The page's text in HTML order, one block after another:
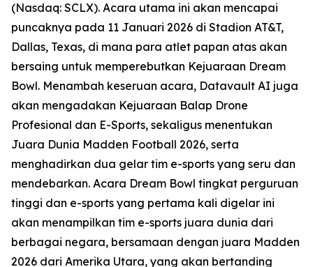
(Nasdaq: SCLX). Acara utama ini akan mencapai
puncaknya pada 11 Januari 2026 di Stadion AT&T,
Dallas, Texas, di mana para atlet papan atas akan
bersaing untuk memperebutkan Kejuaraan Dream
Bowl. Menambah keseruan acara, Datavault AI juga
akan mengadakan Kejuaraan Balap Drone
Profesional dan E-Sports, sekaligus menentukan
Juara Dunia Madden Football 2026, serta
menghadirkan dua gelar tim e-sports yang seru dan
mendebarkan. Acara Dream Bowl tingkat perguruan
tinggi dan e-sports yang pertama kali digelar ini
akan menampilkan tim e-sports juara dunia dari
berbagai negara, bersamaan dengan juara Madden
2026 dari Amerika Utara, yang akan bertanding